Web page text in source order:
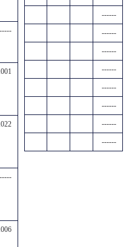
------
------
------
------
------
------
------
------